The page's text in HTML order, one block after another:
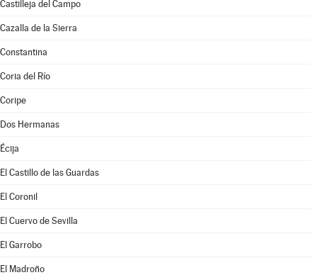
Castilleja del Campo
Cazalla de la Sierra
Constantina
Coria del Río
Coripe
Dos Hermanas
Écija
El Castillo de las Guardas
El Coronil
El Cuervo de Sevilla
El Garrobo
El Madroño